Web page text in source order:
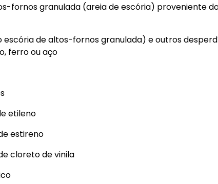
fornos granulada (areia de escória) proveniente
escória de altos-fornos granulada) e outros
ferro ou aço
etileno
estireno
cloreto de vinila